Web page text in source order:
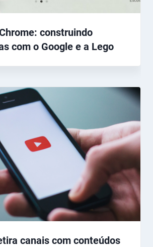
construindo
com o Google e a Lego
canais com conteúdos